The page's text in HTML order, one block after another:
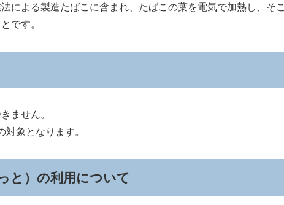
による製造たばこに含まれ、たばこの葉を電気で加熱し、そこ
です。
ません。
象となります。
と）の利用について